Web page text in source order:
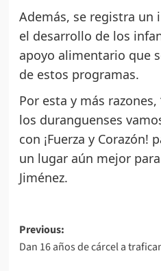
Además, se registra un
el desarrollo de los
apoyo alimentario que
de estos programas.
Por esta y más
los duranguenses
con ¡Fuerza y Corazón!
un lugar aún mejor
Jiménez.
Post
navigation
Previous:
Dan 16 años de cárcel a